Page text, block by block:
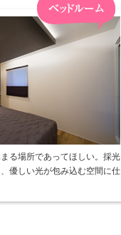
る場所であってほしい。採光
優しい光が包み込む空間に仕